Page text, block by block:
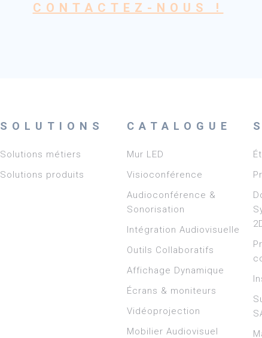
CONTACTEZ-NOUS !
SOLUTIONS
Solutions métiers
Solutions produits
CATALOGUE
Mur LED
Visioconférence
Audioconférence &
Sonorisation
Intégration Audiovisuelle
Outils Collaboratifs
Affichage Dynamique
Écrans & moniteurs
Vidéoprojection
Mobilier Audiovisuel